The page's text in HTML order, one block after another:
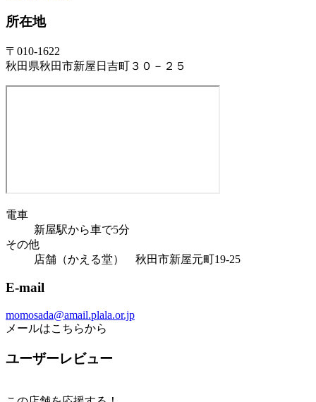
所在地
〒010-1622
秋田県秋田市新屋日吉町３０－２５
電車
新屋駅から車で5分
その他
店舗（かえる堂） 秋田市新屋元町19-25
E-mail
momosada@amail.plala.or.jp
メールはこちらから
ユーザーレビュー